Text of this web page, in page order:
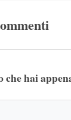
hai